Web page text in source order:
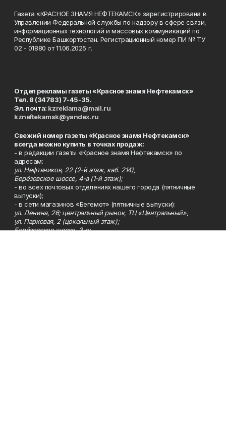
Газета «КРАСНОЕ ЗНАМЯ НЕФТЕКАМСК» зарегистрирована в
Управлении Федеральной службы по надзору в сфере связи,
информационных технологий и массовых коммуникаций по
Республике Башкортостан. Регистрационный номер ПИ № ТУ
02 - 01880 от 11.06.2025 г.
Отдел рекламы газеты «Красное знамя Нефтекамск»
Тел. 8 (34783) 7-45-35.
Эл. почта: kzreklama@mail.ru
kzneftekamsk@yandex.ru
Свежий номер газеты «Красное знамя Нефтекамск»
всегда можно купить в точках продаж:
- в редакции газеты «Красное знамя Нефтекамск» по
адресам:
ул. Нефтяников, 22 (2-й этаж, каб. 214),
Берёзовское шоссе, 4-а (1-й этаж);
- во всех почтовых отделениях нашего города (пятничные
выпуски);
- в сети магазинов «Бегемот» (пятничные выпуски):
ул. Ленина, 26; центральный рынок, ТЦ «Центральный»,
ул. Парковая, 2 (цокольный этаж);
Берёзовское шоссе, 3-в;